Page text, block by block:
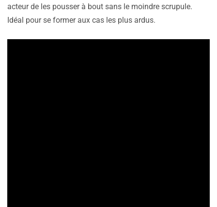
acteur de les pousser à bout sans le moindre scrupule.
Idéal pour se former aux cas les plus ardus.